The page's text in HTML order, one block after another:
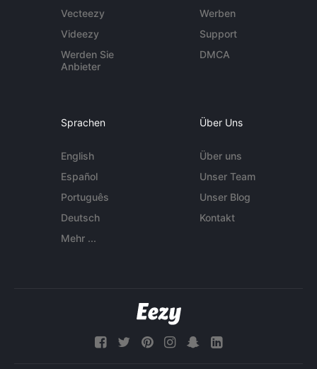
Vecteezy
Videezy
Werden Sie
Anbieter
Werben
Support
DMCA
Sprachen
English
Español
Português
Deutsch
Mehr ...
Über Uns
Über uns
Unser Team
Unser Blog
Kontakt